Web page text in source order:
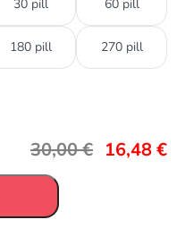
30 pill 60 pill
180 pill 270 pill
30,00€ 16,48€